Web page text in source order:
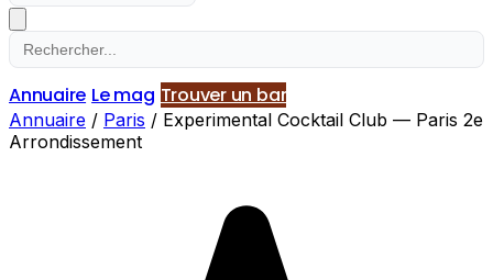
Annuaire Le mag Trouver un bar
Annuaire / Paris / Experimental Cocktail Club — Paris 2e
Arrondissement